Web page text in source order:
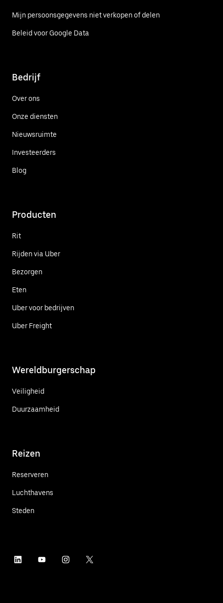
Mijn persoonsgegevens niet verkopen of delen
Beleid voor Google Data
Bedrijf
Over ons
Onze diensten
Nieuwsruimte
Investeerders
Blog
Producten
Rit
Rijden via Uber
Bezorgen
Eten
Uber voor bedrijven
Uber Freight
Wereldburgerschap
Veiligheid
Duurzaamheid
Reizen
Reserveren
Luchthavens
Steden